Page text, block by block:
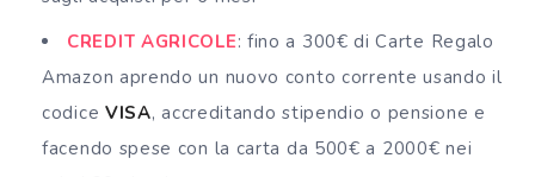
CREDIT AGRICOLE: fino a 300€ di Carte Regalo
Amazon aprendo un nuovo conto corrente usando il
codice VISA, accreditando stipendio o pensione e
facendo spese con la carta da 500€ a 2000€ nei